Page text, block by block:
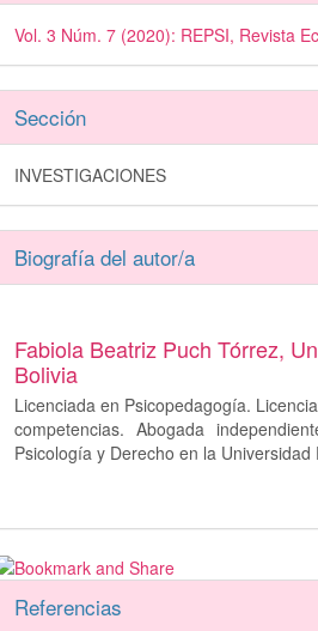
Vol. 3 Núm. 7 (2020): REPSI, Revista
Sección
INVESTIGACIONES
Biografía del autor/a
Fabiola Beatriz Puch Tórrez,
Bolivia
Licenciada en Psicopedagogía.
competencias. Abogada
Psicología y Derecho en la
Referencias